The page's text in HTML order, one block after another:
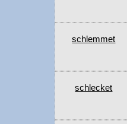
schlemmet
schlecket